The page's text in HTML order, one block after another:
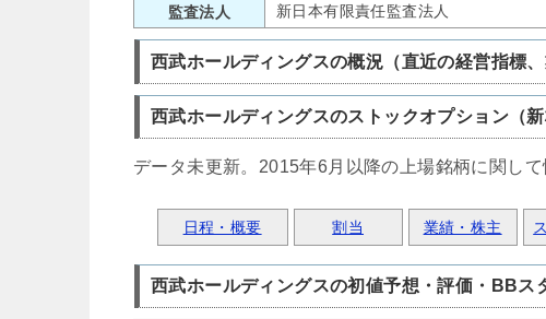
監査法人
新日本有限責任監査法人
西武ホールディングスの概況（直近の経営指標、
西武ホールディングスのストックオプション（
データ未更新。2015年6月以降の上場銘柄に関して
日程・概要 割当 業績・株主
西武ホールディングスの初値予想・評価・BBス